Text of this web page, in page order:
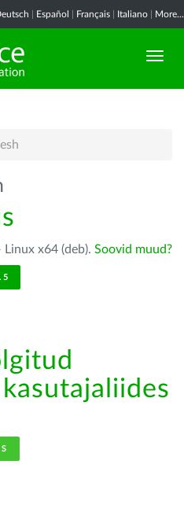
Español Français Italiano More...
x64 (deb). Soovid muud?